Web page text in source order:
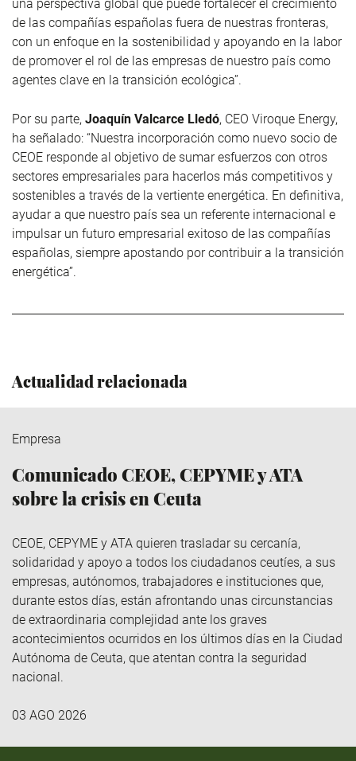
una perspectiva global que puede fortalecer el crecimiento
de las compañías españolas fuera de nuestras fronteras,
con un enfoque en la sostenibilidad y apoyando en la labor
de promover el rol de las empresas de nuestro país como
agentes clave en la transición ecológica”.
Por su parte, Joaquín Valcarce Lledó, CEO Viroque Energy,
ha señalado: “Nuestra incorporación como nuevo socio de
CEOE responde al objetivo de sumar esfuerzos con otros
sectores empresariales para hacerlos más competitivos y
sostenibles a través de la vertiente energética. En definitiva,
ayudar a que nuestro país sea un referente internacional e
impulsar un futuro empresarial exitoso de las compañías
españolas, siempre apostando por contribuir a la transición
energética”.
Actualidad relacionada
Empresa
Comunicado CEOE, CEPYME y ATA
sobre la crisis en Ceuta
CEOE, CEPYME y ATA quieren trasladar su cercanía,
solidaridad y apoyo a todos los ciudadanos ceutíes, a sus
empresas, autónomos, trabajadores e instituciones que,
durante estos días, están afrontando unas circunstancias
de extraordinaria complejidad ante los graves
acontecimientos ocurridos en los últimos días en la Ciudad
Autónoma de Ceuta, que atentan contra la seguridad
nacional.
03 AGO 2026